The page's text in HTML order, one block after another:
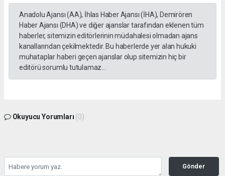
Anadolu Ajansı (AA), İhlas Haber Ajansı (İHA), Demirören
Haber Ajansı (DHA) ve diğer ajanslar tarafından eklenen tüm
haberler, sitemizin editörlerinin müdahalesi olmadan ajans
kanallarından çekilmektedir. Bu haberlerde yer alan hukuki
muhataplar haberi geçen ajanslar olup sitemizin hiç bir
editörü sorumlu tutulamaz...
Okuyucu Yorumları (0)
Gönder